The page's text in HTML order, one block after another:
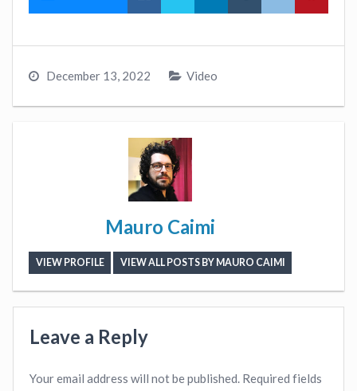
December 13, 2022 Video
Mauro Caimi
VIEW PROFILE VIEW ALL POSTS BY MAURO CAIMI
Leave a Reply
Your email address will not be published. Required fields